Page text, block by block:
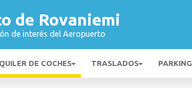
de Rovaniemi
de interés del Aeropuerto
DE COCHES TRASLADOS PARKING